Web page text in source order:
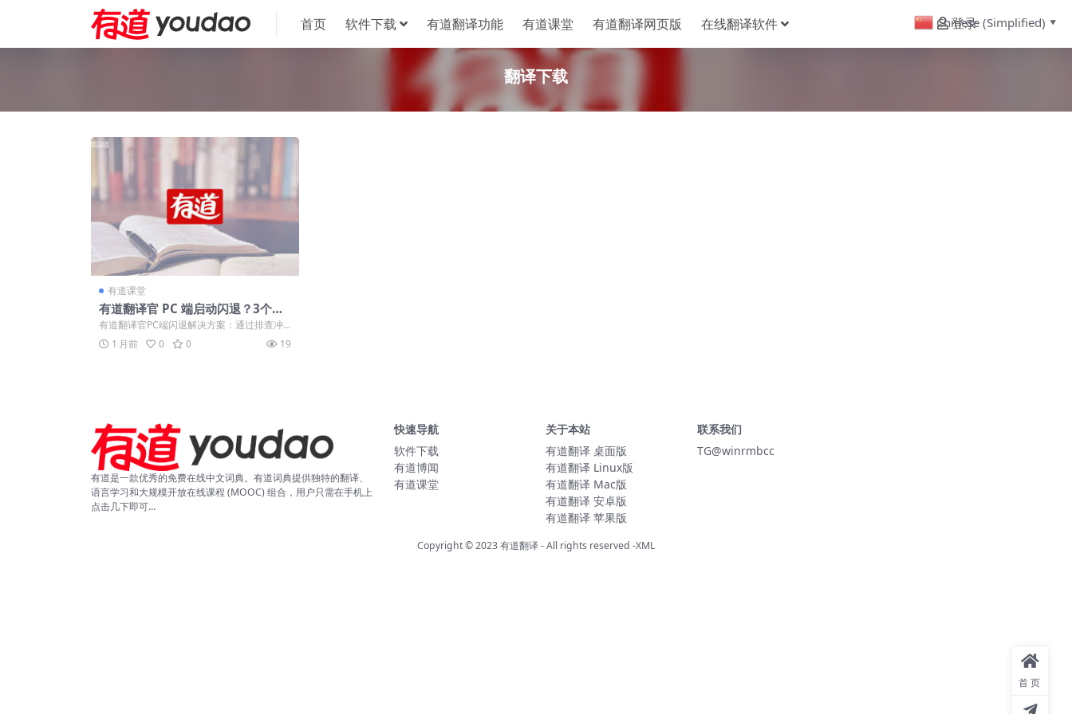
首页 软件下载 有道翻译功能 有道课堂 有道翻译网页版 在线翻译软件 登录
翻译下载
有道课堂
有道翻译官 PC 端启动闪退？3个步
骤教你快速解决
有道翻译官PC端闪退解决方案：通过排查冲
突、调整兼容权限、清理本地缓存及修复运
行...1 月前 0 0 19
有道是一款优秀的免费在线中文词典。有道词典提供独特的翻译、
语言学习和大规模开放在线课程 (MOOC) 组合，用户只需在手机上
点击几下即可...
快速导航
软件下载
有道博闻
有道课堂
关于本站
有道翻译 桌面版
有道翻译 Linux版
有道翻译 Mac版
有道翻译 安卓版
有道翻译 苹果版
联系我们
TG@winrmbcc
Copyright © 2023有道翻译- All rights reserved -XML
首页
Chinese (Simplified) ▼